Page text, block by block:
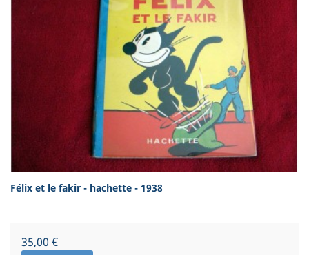
Félix et le fakir - hachette - 1938
Prix
35,00 €